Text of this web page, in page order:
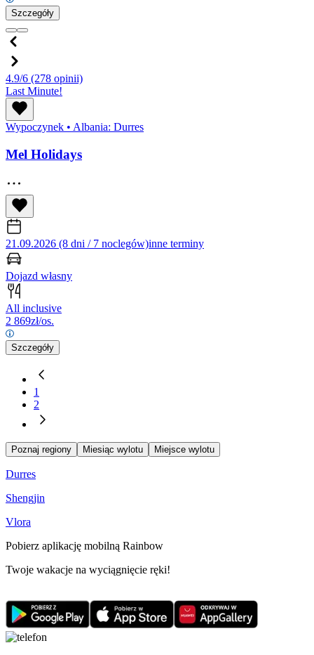
Szczegóły
4.9/6 (278 opinii)
Last Minute!
Wypoczynek • Albania: Durres
Mel Holidays
21.09.2026 (8 dni / 7 noclegów)inne terminy
Dojazd własny
All inclusive
2 869zł/os.
Szczegóły
1
2
Poznaj regiony Miesiąc wylotu Miejsce wylotu
Durres
Shengjin
Vlora
Pobierz aplikację mobilną Rainbow
Twoje wakacje na wyciągnięcie ręki!